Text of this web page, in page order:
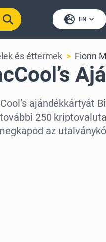
EN
és éttermek Fionn
ajándékkártyát
további 250
az